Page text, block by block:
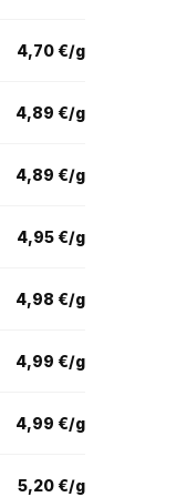
4,70 €/g
4,89 €/g
4,89 €/g
4,95 €/g
4,98 €/g
4,99 €/g
4,99 €/g
5,20 €/g